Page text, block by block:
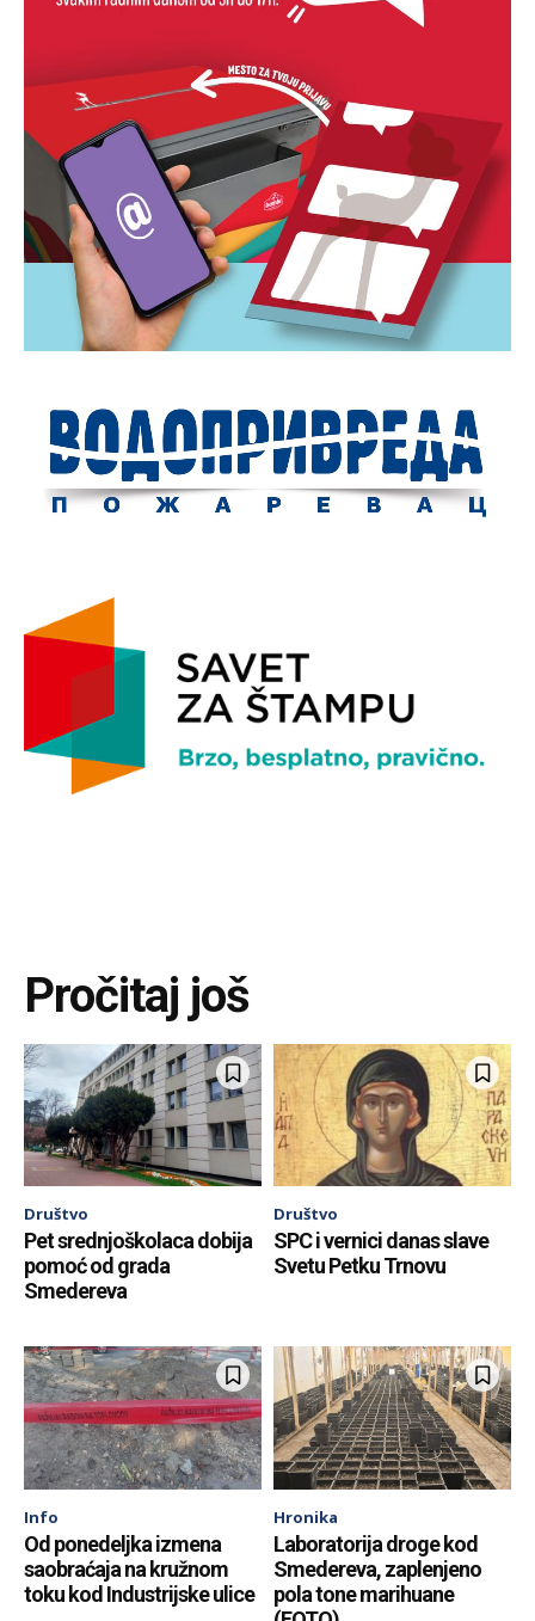
Pročitaj još
Društvo
Pet srednjoškolaca dobija
pomoć od grada
Smedereva
Društvo
SPC i vernici danas slave
Svetu Petku Trnovu
Info
Od ponedeljka izmena
saobraćaja na kružnom
toku kod Industrijske ulice
Hronika
Laboratorija droge kod
Smedereva, zaplenjeno
pola tone marihuane